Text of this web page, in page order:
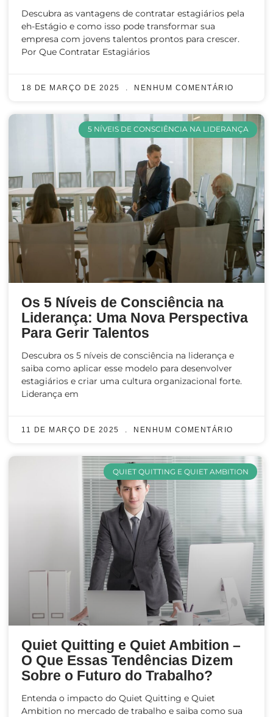
Descubra as vantagens de contratar estagiários pela
eh-Estágio e como isso pode transformar sua
empresa com jovens talentos prontos para crescer.
Por Que Contratar Estagiários
18 DE MARÇO DE 2025 NENHUM COMENTÁRIO
5 NÍVEIS DE CONSCIÊNCIA NA LIDERANÇA
Os 5 Níveis de Consciência na
Liderança: Uma Nova Perspectiva
Para Gerir Talentos
Descubra os 5 níveis de consciência na liderança e
saiba como aplicar esse modelo para desenvolver
estagiários e criar uma cultura organizacional forte.
Liderança em
11 DE MARÇO DE 2025 NENHUM COMENTÁRIO
QUIET QUITTING E QUIET AMBITION
Quiet Quitting e Quiet Ambition –
O Que Essas Tendências Dizem
Sobre o Futuro do Trabalho?
Entenda o impacto do Quiet Quitting e Quiet
Ambition no mercado de trabalho e saiba como sua